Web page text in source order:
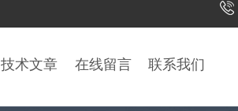
技术文章 在线留言 联系我们